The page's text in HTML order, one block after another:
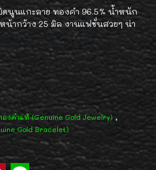
นูนแกะลาย ทองคำ 96.5% น้ำหนัก
น้ากว้าง 25 มิล งานแฟชั่นสวยๆ น่า
งคำแท้ (Genuine Gold Jewelry) ,
Gold Bracelet)